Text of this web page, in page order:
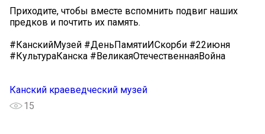
Приходите, чтобы вместе вспомнить подвиг наших
предков и почтить их память.
#КанскийМузей #ДеньПамятиИСкорби #22июня
#КультураКанска #ВеликаяОтечественнаяВойна
Канский краеведческий музей
15